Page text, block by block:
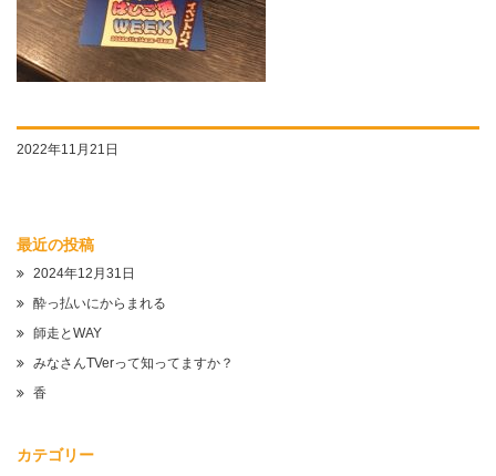
2022年11月21日
最近の投稿
2024年12月31日
酔っ払いにからまれる
師走とWAY
みなさんTVerって知ってますか？
香
カテゴリー